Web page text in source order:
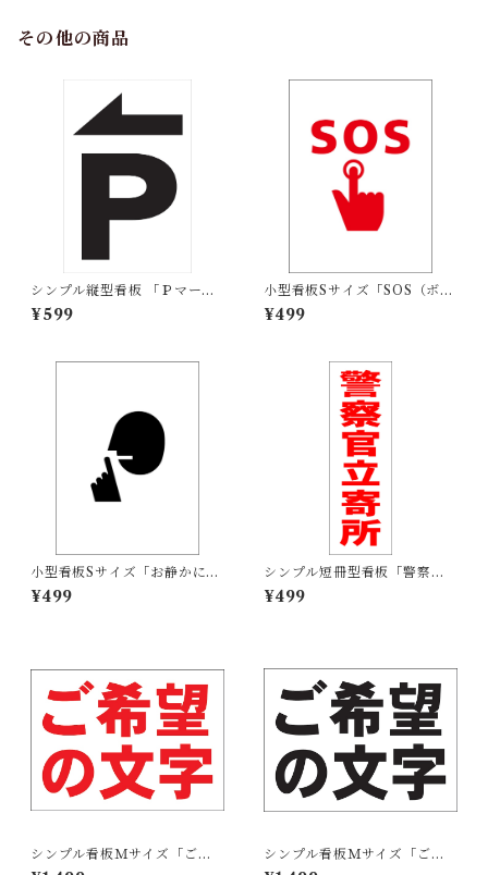
その他の商品
シンプル縦型看板 「Ｐマーク
（黒）左矢印」【駐車場】 屋
外可
¥599
小型看板Sサイズ「SOS（ボタ
ン）マーク（赤）」 屋外可
【その他・マーク】
¥499
小型看板Sサイズ「お静かにマ
ーク（黒）」 屋外可【その
他・マーク】
¥499
シンプル短冊型看板「警察官
立寄所（赤）」【防犯・防
災】屋外可
¥499
シンプル看板Ｍサイズ「ご希
望の文字横型（赤字）」【オ
シンプル看板Ｍサイズ「ご希
望の文字横型（黒字）」【オ